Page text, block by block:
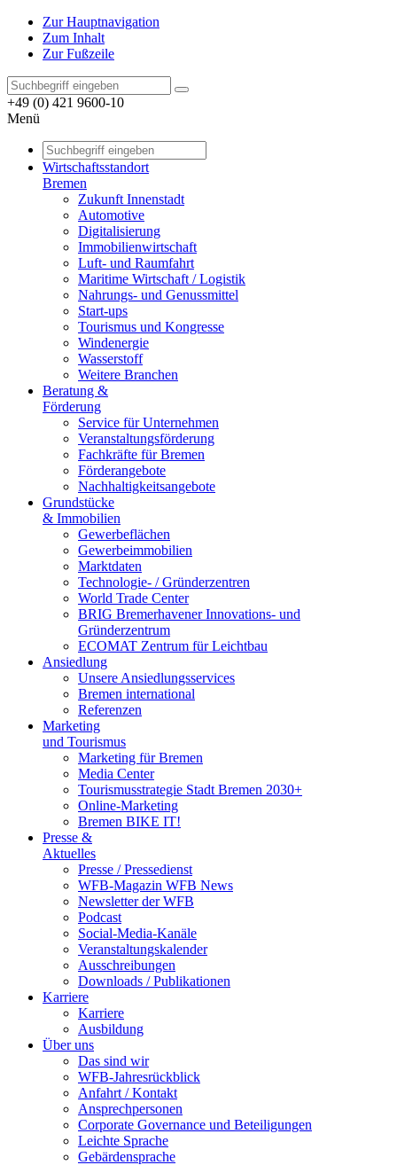
Zur Hauptnavigation
Zum Inhalt
Zur Fußzeile
+49 (0) 421 9600-10
Menü
Wirtschaftsstandort
Bremen
Zukunft Innenstadt
Automotive
Digitalisierung
Immobilienwirtschaft
Luft- und Raumfahrt
Maritime Wirtschaft / Logistik
Nahrungs- und Genussmittel
Start-ups
Tourismus und Kongresse
Windenergie
Wasserstoff
Weitere Branchen
Beratung &
Förderung
Service für Unternehmen
Veranstaltungsförderung
Fachkräfte für Bremen
Förderangebote
Nachhaltigkeitsangebote
Grundstücke
& Immobilien
Gewerbeflächen
Gewerbeimmobilien
Marktdaten
Technologie- / Gründerzentren
World Trade Center
BRIG Bremerhavener Innovations- und
Gründerzentrum
ECOMAT Zentrum für Leichtbau
Ansiedlung
Unsere Ansiedlungsservices
Bremen international
Referenzen
Marketing
und Tourismus
Marketing für Bremen
Media Center
Tourismusstrategie Stadt Bremen 2030+
Online-Marketing
Bremen BIKE IT!
Presse &
Aktuelles
Presse / Pressedienst
WFB-Magazin WFB News
Newsletter der WFB
Podcast
Social-Media-Kanäle
Veranstaltungskalender
Ausschreibungen
Downloads / Publikationen
Karriere
Karriere
Ausbildung
Über uns
Das sind wir
WFB-Jahresrückblick
Anfahrt / Kontakt
Ansprechpersonen
Corporate Governance und Beteiligungen
Leichte Sprache
Gebärdensprache